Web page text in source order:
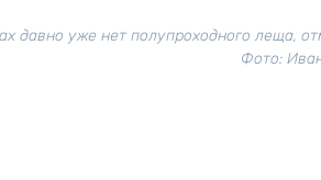
давно уже нет полупроходного леща,
Фото: